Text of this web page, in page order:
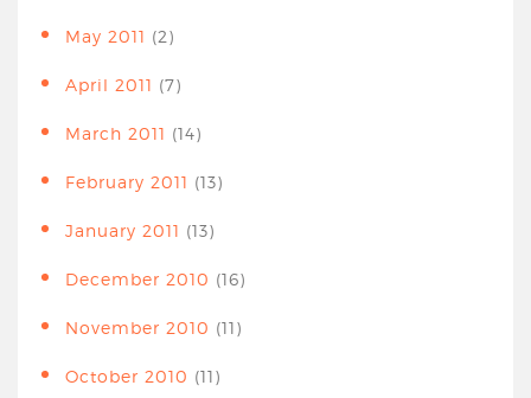
May 2011 (2)
April 2011 (7)
March 2011 (14)
February 2011 (13)
January 2011 (13)
December 2010 (16)
November 2010 (11)
October 2010 (11)